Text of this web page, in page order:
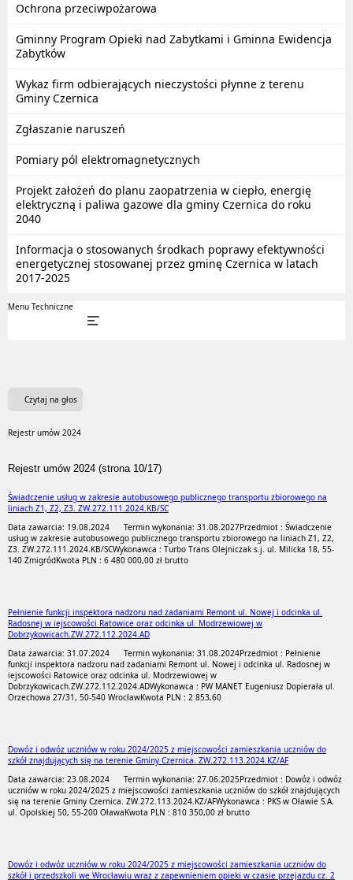
Ochrona przeciwpożarowa
Gminny Program Opieki nad Zabytkami i Gminna Ewidencja
Zabytków
Wykaz firm odbierających nieczystości płynne z terenu
Gminy Czernica
Zgłaszanie naruszeń
Pomiary pól elektromagnetycznych
Projekt założeń do planu zaopatrzenia w ciepło, energię
elektryczną i paliwa gazowe dla gminy Czernica do roku
2040
Informacja o stosowanych środkach poprawy efektywności
energetycznej stosowanej przez gminę Czernica w latach
2017-2025
Menu Techniczne
Czytaj na głos
Rejestr umów 2024
Rejestr umów 2024 (strona 10/17)
Świadczenie usług w zakresie autobusowego publicznego transportu zbiorowego na
liniach Z1, Z2, Z3. ZW.272.111.2024.KB/SC
Data zawarcia: 19.08.2024 Termin wykonania: 31.08.2027Przedmiot : Świadczenie
usług w zakresie autobusowego publicznego transportu zbiorowego na liniach Z1, Z2,
Z3. ZW.272.111.2024.KB/SCWykonawca : Turbo Trans Olejniczak s.j. ul. Milicka 18, 55-
140 ŻmigródKwota PLN : 6 480 000,00 zł brutto
Pełnienie funkcji inspektora nadzoru nad zadaniami Remont ul. Nowej i odcinka ul.
Radosnej w iejscowości Ratowice oraz odcinka ul. Modrzewiowej w
Dobrzykowicach.ZW.272.112.2024.AD
Data zawarcia: 31.07.2024 Termin wykonania: 31.08.2024Przedmiot : Pełnienie
funkcji inspektora nadzoru nad zadaniami Remont ul. Nowej i odcinka ul. Radosnej w
iejscowości Ratowice oraz odcinka ul. Modrzewiowej w
Dobrzykowicach.ZW.272.112.2024.ADWykonawca : PW MANET Eugeniusz Dopierała ul.
Orzechowa 27/31, 50-540 WrocławKwota PLN : 2 853,60
Dowóz i odwóz uczniów w roku 2024/2025 z miejscowości zamieszkania uczniów do
szkół znajdujących się na terenie Gminy Czernica. ZW.272.113.2024.KZ/AF
Data zawarcia: 23.08.2024 Termin wykonania: 27.06.2025Przedmiot : Dowóz i odwóz
uczniów w roku 2024/2025 z miejscowości zamieszkania uczniów do szkół znajdujących
się na terenie Gminy Czernica. ZW.272.113.2024.KZ/AFWykonawca : PKS w Oławie S.A.
ul. Opolskiej 50, 55-200 OławaKwota PLN : 810 350,00 zł brutto
Dowóz i odwóz uczniów w roku 2024/2025 z miejscowości zamieszkania uczniów do
szkół i przedszkoli we Wrocławiu wraz z zapewnieniem opieki w czasie przejazdu cz. 2